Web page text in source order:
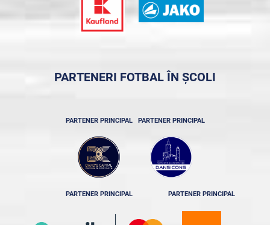
PARTENERI FOTBAL ÎN ȘCOLI
PARTENER PRINCIPAL PARTENER PRINCIPAL
PARTENER PRINCIPAL PARTENER PRINCIPAL